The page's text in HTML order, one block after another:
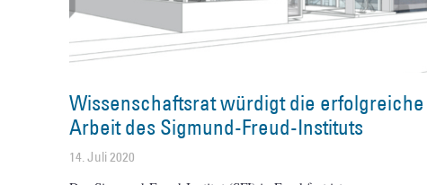
Wissenschaftsrat würdigt die erfolgreiche
Arbeit des Sigmund-Freud-Instituts
14. Juli 2020